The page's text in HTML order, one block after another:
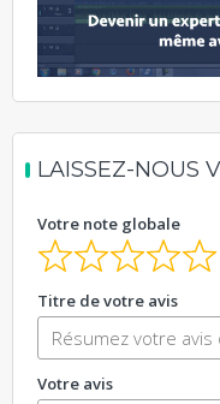
LAISSEZ-NOUS
Votre note globale
Titre de votre avis
Votre avis